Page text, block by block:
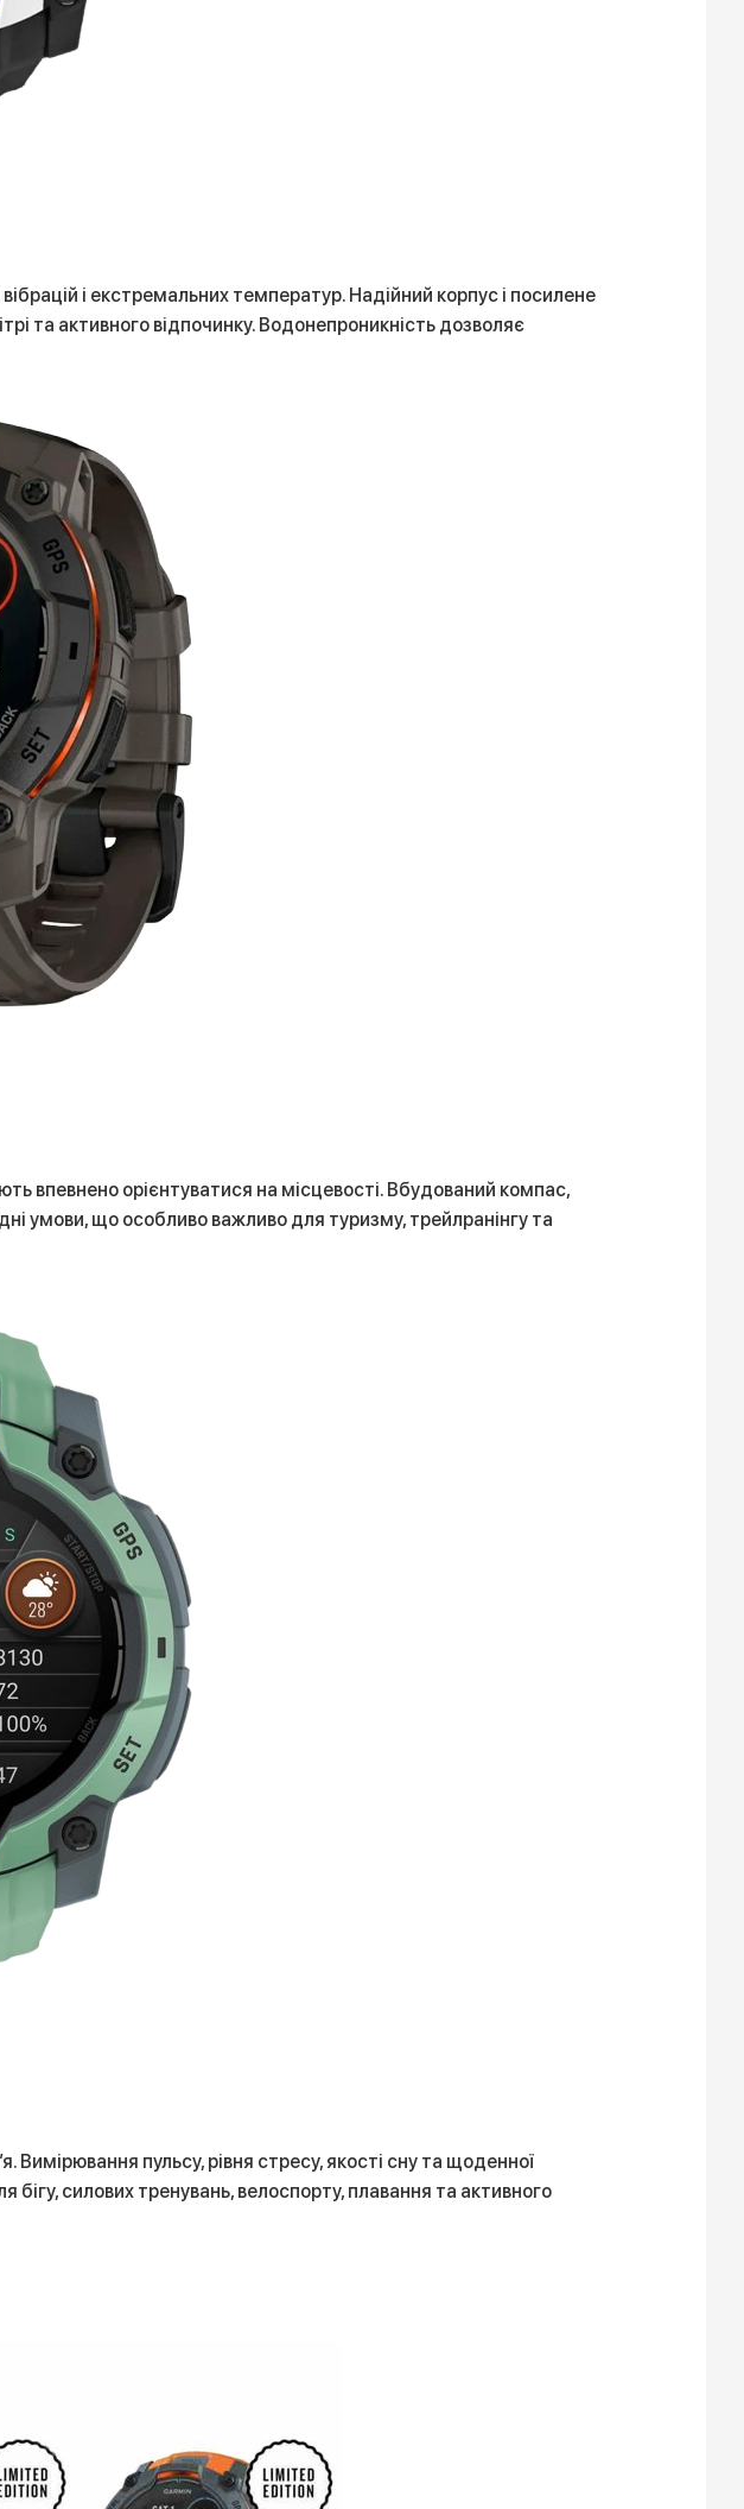
і екстремальних температур. Надійний корпус і посилене
та активного відпочинку. Водонепроникність дозволяє
впевнено орієнтуватися на місцевості. Вбудований компас,
умови, що особливо важливо для туризму, трейлранінгу та
пульсу, рівня стресу, якості сну та щоденної
силових тренувань, велоспорту, плавання та активного